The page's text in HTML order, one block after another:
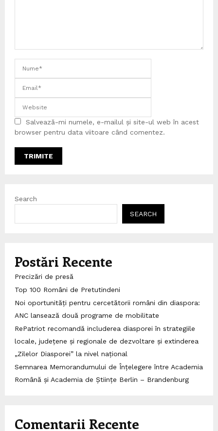
Salvează-mi numele, e-mailul și site-ul web în acest
browser pentru data viitoare când comentez.
Search
SEARCH
Postări Recente
Precizări de presă
Top 100 Români de Pretutindeni
Noi oportunități pentru cercetătorii români din diaspora:
ANC lansează două programe de mobilitate
RePatriot recomandă includerea diasporei în strategiile
locale, județene și regionale de dezvoltare și extinderea
„Zilelor Diasporei” la nivel național
Semnarea Memorandumului de Înțelegere între Academia
Română și Academia de Științe Berlin – Brandenburg
Comentarii Recente